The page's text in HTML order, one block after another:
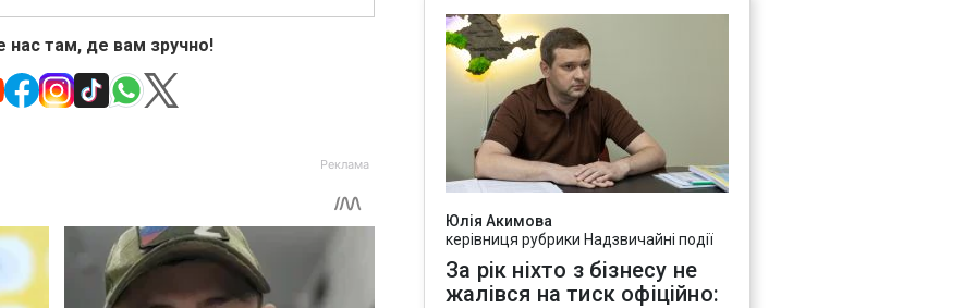
нас там, де вам зручно!
Юлія Акимова
керівниця рубрики Надзвичайні події
За рік ніхто з бізнесу не
жалівся на тиск офіційно: